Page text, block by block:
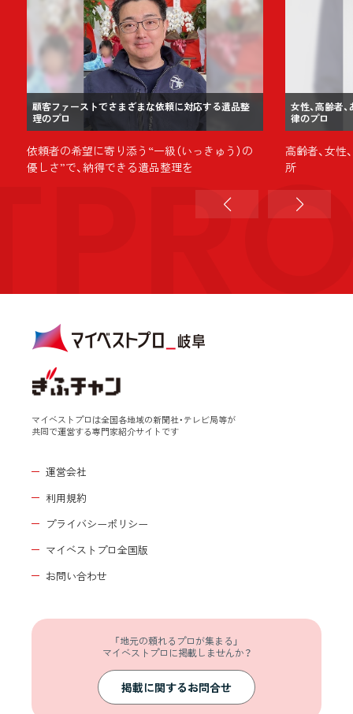
顧客ファーストでさまざまな依頼に対応する遺品整
理のプロ
依頼者の希望に寄り添う“一級（いっきゅう）の
優しさ”で、納得できる遺品整理を
女性、高齢者
律のプロ
高齢者、女
所
マイベストプロは全国各地域の新聞社・テレビ局等が
共同で運営する専門家紹介サイトです
運営会社
利用規約
プライバシーポリシー
マイベストプロ全国版
お問い合わせ
「地元の頼れるプロが集まる」
マイベストプロに掲載しませんか？
掲載に関するお問合せ